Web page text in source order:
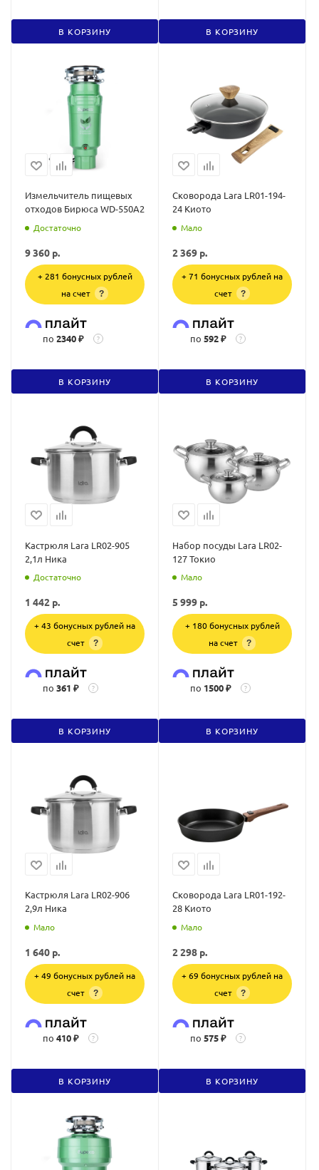
В КОРЗИНУ В КОРЗИНУ
Измельчитель пищевых
отходов Бирюса WD-550A2
Достаточно
9 360 р.
+ 281 бонусных рублей
на счет
?
по 2340 ₽ ?
В КОРЗИНУ
Сковорода Lara LR01-194-
24 Киото
Мало
2 369 р.
+ 71 бонусных рублей на
счет
?
по 592 ₽ ?
В КОРЗИНУ
Кастрюля Lara LR02-905
2,1л Ника
Достаточно
1 442 р.
+ 43 бонусных рублей на
счет
?
по 361 ₽ ?
В КОРЗИНУ
Набор посуды Lara LR02-
127 Токио
Мало
5 999 р.
+ 180 бонусных рублей
на счет
?
по 1500 ₽ ?
В КОРЗИНУ
Кастрюля Lara LR02-906
2,9л Ника
Мало
1 640 р.
+ 49 бонусных рублей на
счет
?
по 410 ₽ ?
В КОРЗИНУ
Сковорода Lara LR01-192-
28 Киото
Мало
2 298 р.
+ 69 бонусных рублей на
счет
?
по 575 ₽ ?
В КОРЗИНУ